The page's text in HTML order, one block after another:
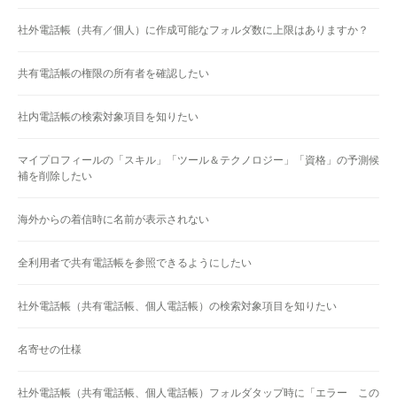
社外電話帳（共有／個人）に作成可能なフォルダ数に上限はありますか？
共有電話帳の権限の所有者を確認したい
社内電話帳の検索対象項目を知りたい
マイプロフィールの「スキル」「ツール＆テクノロジー」「資格」の予測候
補を削除したい
海外からの着信時に名前が表示されない
全利用者で共有電話帳を参照できるようにしたい
社外電話帳（共有電話帳、個人電話帳）の検索対象項目を知りたい
名寄せの仕様
社外電話帳（共有電話帳、個人電話帳）フォルダタップ時に「エラー この